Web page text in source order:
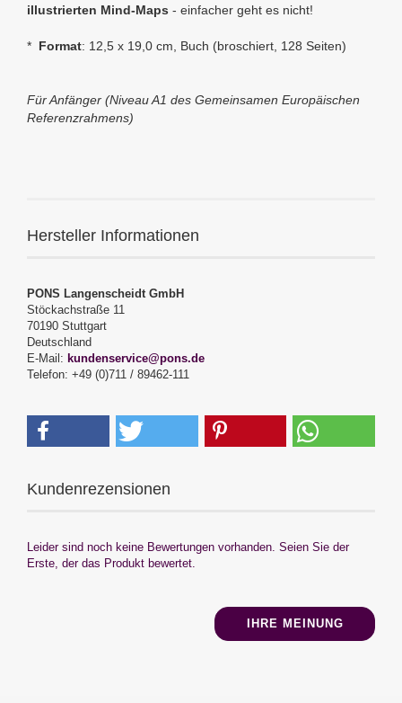
illustrierten Mind-Maps - einfacher geht es nicht!
* Format: 12,5 x 19,0 cm, Buch (broschiert, 128 Seiten)
Für Anfänger (Niveau A1 des Gemeinsamen Europäischen
Referenzrahmens)
Hersteller Informationen
PONS Langenscheidt GmbH
Stöckachstraße 11
70190 Stuttgart
Deutschland
E-Mail: kundenservice@pons.de
Telefon: +49 (0)711 / 89462-111
Kundenrezensionen
Leider sind noch keine Bewertungen vorhanden. Seien Sie der
Erste, der das Produkt bewertet.
IHRE MEINUNG